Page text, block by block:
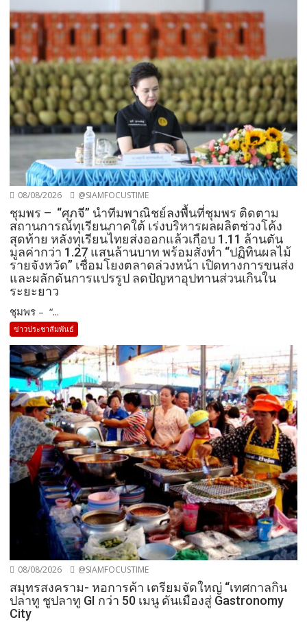
08/08/2026 @SIAMFOCUSTIME
ชุมพร – “ศุภจี” นำทีมพาณิชย์ลงพื้นที่ชุมพร ติดตาม
สถานการณ์ทุเรียนภาคใต้ เร่งบริหารผลผลิตช่วงโค้ง
สุดท้าย หลังทุเรียนไทยส่งออกแล้วเกือบ 1.11 ล้านตัน
มูลค่ากว่า 1.27 แสนล้านบาท พร้อมสั่งทำ “ปฏิทินผลไม้
รายจังหวัด” เชื่อมโยงตลาดล่วงหน้า เปิดทางการขนส่ง
และผลักดันการแปรรูป ลดปัญหาอุปทานส่วนเกินใน
ระยะยาว
ชุมพร – “...
ข่าวประชาสัมพันธ์
08/08/2026 @SIAMFOCUSTIME
สมุทรสงคราม- หอการค้า เตรียมจัดใหญ่ “เทศกาลกิน
ปลาทู ชูปลาทู GI กว่า 50 เมนู ดันเมืองสู่ Gastronomy
City